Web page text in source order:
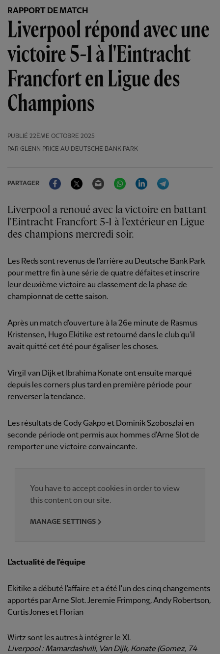
RAPPORT DE MATCH
Liverpool répond avec une
victoire 5-1 à l'Eintracht
Francfort en Ligue des
Champions
PUBLIÉ 22ÈME OCTOBRE 2025
PAR GLENN PRICE AU DEUTSCHE BANK PARK
PARTAGER
FacebookTwitter Email WhatsAppLinkedIn
Liverpool a renoué avec la victoire en battant
l'Eintracht Francfort 5-1 à l'extérieur en Ligue
des champions mercredi soir.
Les Reds sont revenus de l'arrière au Deutsche Bank Park
pour mettre fin à une série de quatre défaites et inscrire
leur deuxième victoire au classement de la phase de
championnat de cette saison.
Après un match d'ouverture à la 26e minute de Rasmus
Kristensen, Hugo Ekitike est retourné dans le club qu'il
avait quitté cet été pour égaliser les choses.
Virgil van Dijk et Ibrahima Konate ont ensuite marqué
depuis les corners plus tard en première période pour
renverser la tendance.
Les résultats de Cody Gakpo et Dominik Szoboszlai en
seconde période ont permis aux hommes d'Arne Slot de
remporter une victoire convaincante.
You have to accept cookies in order to view
this content on our site.
MANAGE SETTINGS
L'actualité de l'équipe
Ekitike a débuté l'affaire et a été l'un des cinq changements
apportés par Arne Slot. Jeremie Frimpong, Andy Robertson,
Curtis Jones et Florian
Wirtz sont les autres à intégrer le XI.
Liverpool : Mamardashvili, Van Dijk, Konate (Gomez, 74